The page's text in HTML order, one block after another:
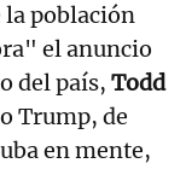
la población
el anuncio
del país, Todd
Trump, de
en mente,